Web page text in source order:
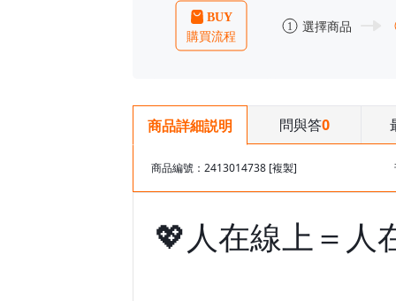
商品詳細説明 問與答0
商品編號：2413014738 [複製]
💖人在線上＝人